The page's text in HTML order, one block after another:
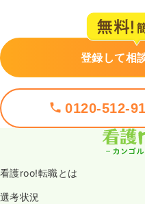
登録して相
0120-512-
看護roo!転職とは
選考状況